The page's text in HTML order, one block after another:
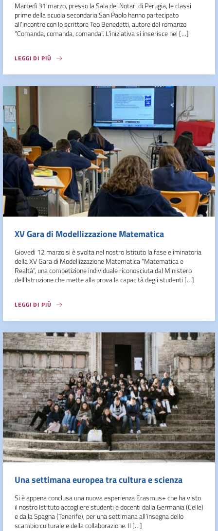
Martedì 31 marzo, presso la Sala dei Notari di Perugia, le classi
prime della scuola secondaria San Paolo hanno partecipato
all’incontro con lo scrittore Teo Benedetti, autore del romanzo
“Comanda, comanda, comanda”. L’iniziativa si inserisce nel […]
LEGGI DI PIÙ
XV Gara di Modellizzazione Matematica
Giovedì 12 marzo si è svolta nel nostro Istituto la fase eliminatoria
della XV Gara di Modellizzazione Matematica “Matematica e
Realtà”, una competizione individuale riconosciuta dal Ministero
dell’Istruzione che mette alla prova la capacità degli studenti […]
LEGGI DI PIÙ
Una settimana europea tra cultura e scienza
Si è appena conclusa una nuova esperienza Erasmus+ che ha visto
il nostro Istituto accogliere studenti e docenti dalla Germania (Celle)
e dalla Spagna (Tenerife), per una settimana all’insegna dello
scambio culturale e della collaborazione. Il […]